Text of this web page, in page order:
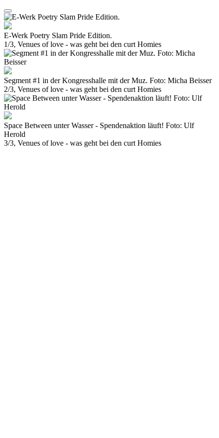
E-Werk Poetry Slam Pride Edition.
1/3, Venues of love - was geht bei den curt Homies
Segment #1 in der Kongresshalle mit der Muz. Foto: Micha Beisser
2/3, Venues of love - was geht bei den curt Homies
Space Between unter Wasser - Spendenaktion läuft! Foto: Ulf
Herold
3/3, Venues of love - was geht bei den curt Homies